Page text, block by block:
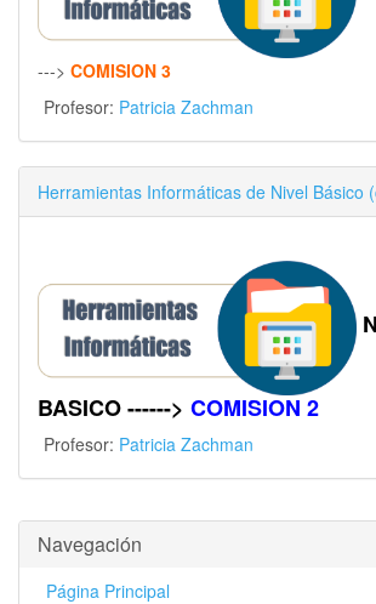
---> COMISION 3
Profesor: Patricia Zachman
Herramientas Informáticas de Nivel Básico
BASICO ------> COMISION 2
Profesor: Patricia Zachman
Salta
Navegación
Navegación
Página Principal